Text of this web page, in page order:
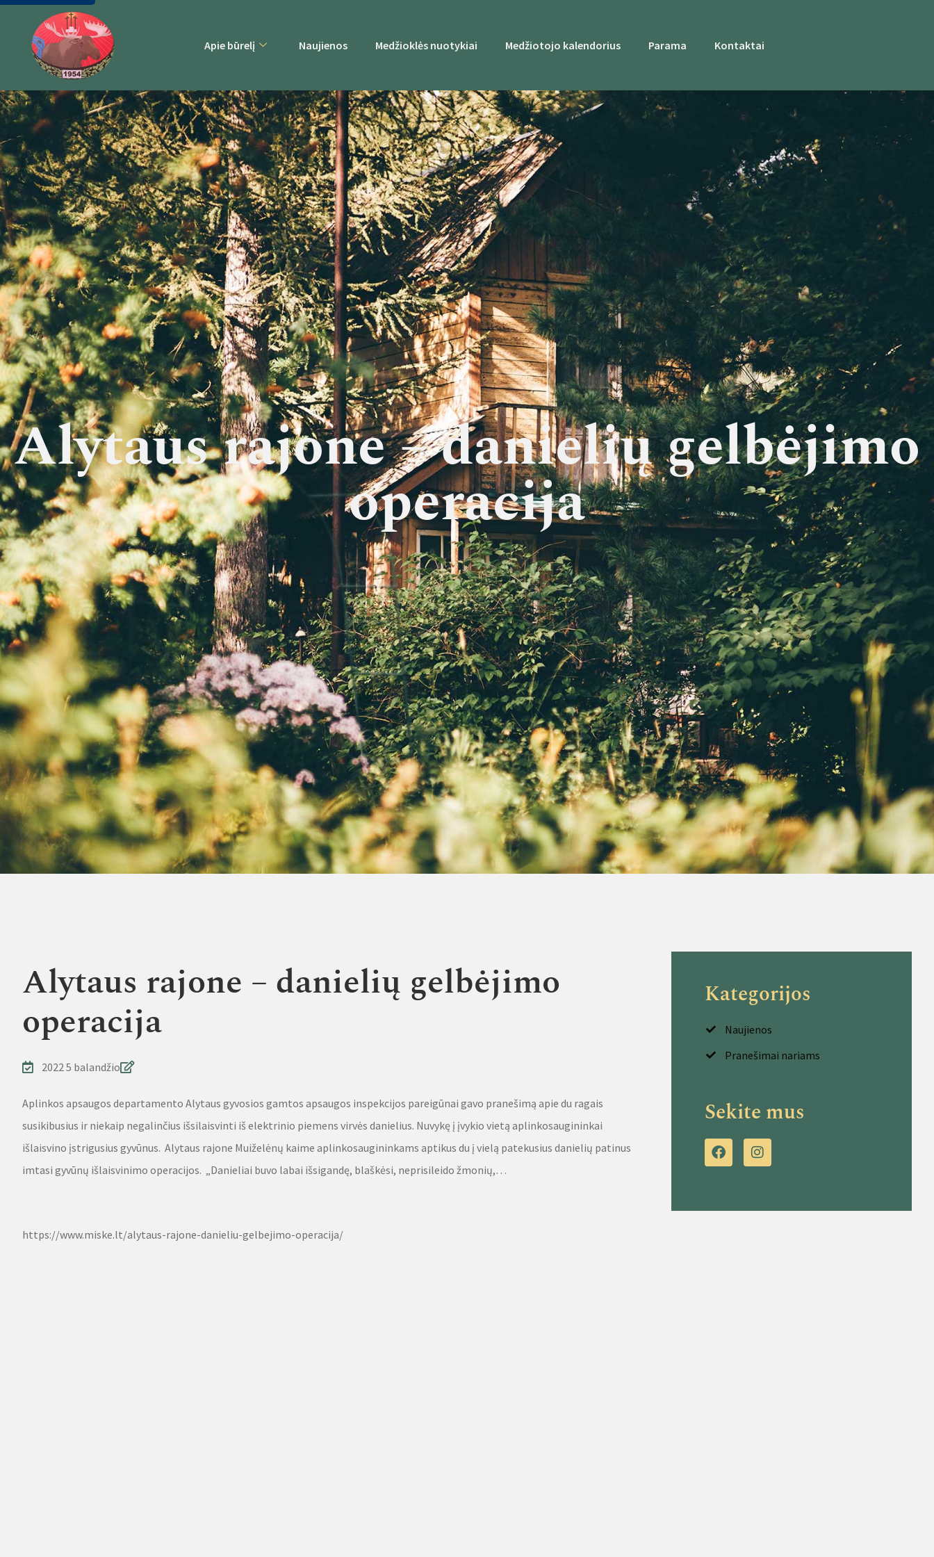
Apie būrelį Naujienos Medžioklės nuotykiai Medžiotojo kalendorius Parama Kontaktai
Alytaus rajone – danielių gelbėjimo
operacija
Alytaus rajone – danielių gelbėjimo
operacija
2022 5 balandžio
Aplinkos apsaugos departamento Alytaus gyvosios gamtos apsaugos inspekcijos pareigūnai gavo pranešimą apie du ragais
susikibusius ir niekaip negalinčius išsilaisvinti iš elektrinio piemens virvės danielius. Nuvykę į įvykio vietą aplinkosaugininkai
išlaisvino įstrigusius gyvūnus. Alytaus rajone Muiželėnų kaime aplinkosaugininkams aptikus du į vielą patekusius danielių patinus
imtasi gyvūnų išlaisvinimo operacijos. „Danieliai buvo labai išsigandę, blaškėsi, neprisileido žmonių,…
https://www.miske.lt/alytaus-rajone-danieliu-gelbejimo-operacija/
Kategorijos
Naujienos
Pranešimai nariams
Sekite mus